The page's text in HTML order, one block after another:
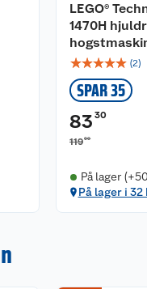
LEGO®
1470H
☆☆☆☆☆ (2)
SPAR 35
83 30
11900
På lager
På lager i